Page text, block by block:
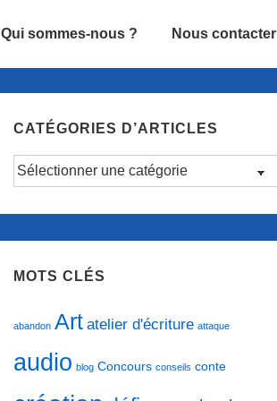
Qui sommes-nous ? Nous contacter
CATÉGORIES D’ARTICLES
Catégories
MOTS CLÉS
abandon Art atelier d'écriture attaque
audio blog Concours conseils conte